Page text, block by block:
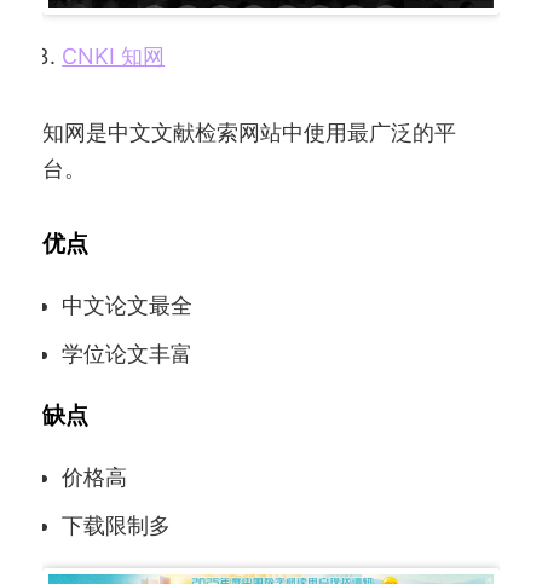
CNKI 知网
知网是中文文献检索网站中使用最广泛的平
台。
优点
中文论文最全
学位论文丰富
缺点
价格高
下载限制多